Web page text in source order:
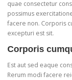
quae consectetur
possimus
facere non. Corporis
excepturi est sit.
Corporis
Est aut sed eaque
Rerum modi facere